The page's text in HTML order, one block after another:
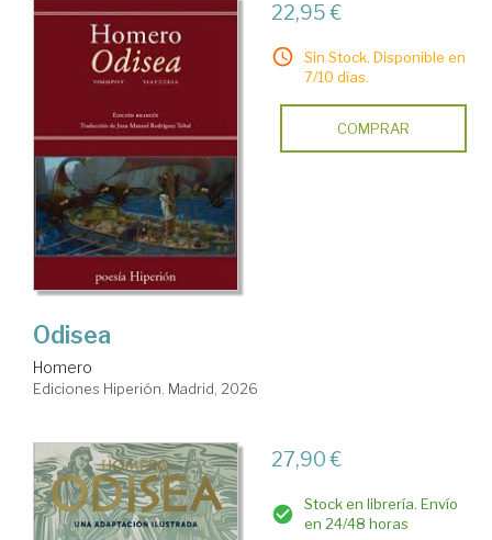
22,95 €
Sin Stock. Disponible en
7/10 días.
COMPRAR
Odisea
Homero
Ediciones Hiperión. Madrid, 2026
27,90 €
Stock en librería. Envío
en 24/48 horas